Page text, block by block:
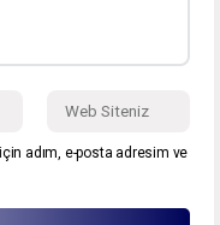
adım, e-posta adresim ve